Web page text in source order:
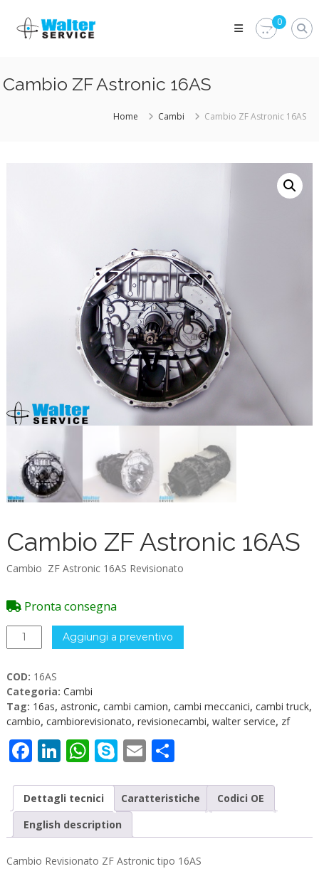
content
Walter
Service
parti
0
Cambio ZF Astronic 16AS
Home Cambi Cambio ZF Astronic 16AS
Cambio ZF Astronic 16AS
Cambio ZF Astronic 16AS Revisionato
Pronta consegna
Cambio
ZF
16AS
quantità
Aggiungi a preventivo
COD: 16AS
Categoria: Cambi
Tag: 16as, astronic, cambi camion, cambi meccanici, cambi truck,
cambio, cambiorevisionato, revisionecambi, walter service, zf
Facebook
LinkedIn
WhatsApp
Skype
EmailCondividi
Dettagli tecnici Caratteristiche
Codici OE
English description
Cambio Revisionato ZF Astronic tipo 16AS